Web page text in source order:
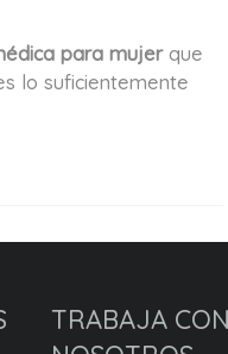
para mujerque
lo suficientemente
TRABAJA CON